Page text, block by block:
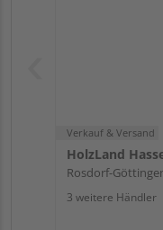
Verkauf & Versand
HolzLand
Rosdorf-
3 weitere Händler